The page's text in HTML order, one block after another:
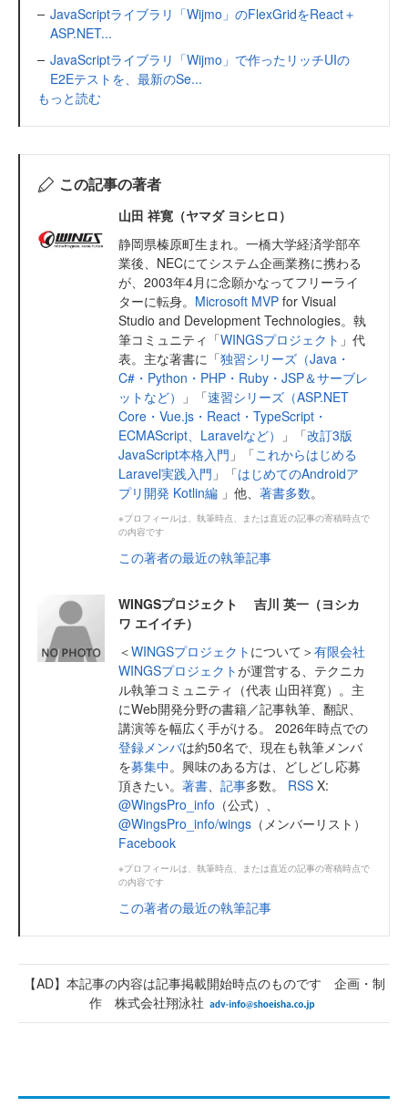
JavaScriptライブラリ「Wijmo」のFlexGridをReact＋
ASP.NET...
JavaScriptライブラリ「Wijmo」で作ったリッチUIの
E2Eテストを、最新のSe...
もっと読む
この記事の著者
山田 祥寛（ヤマダ ヨシヒロ）
静岡県榛原町生まれ。一橋大学経済学部卒
業後、NECにてシステム企画業務に携わる
が、2003年4月に念願かなってフリーライ
ターに転身。 Microsoft MVP for Visual
Studio and Development Technologies。執
筆コミュニティ「WINGSプロジェクト 」代
表。主な著書に「独習シリーズ（Java・
C#・Python・PHP・Ruby・JSP＆サーブレ
ットなど）
」「速習シリーズ（ASP.NET
Core・Vue.js・React・TypeScript・
ECMAScript、Laravelなど）
」「改訂3版
JavaScript本格入門 」「これからはじめる
Laravel実践入門 」「はじめてのAndroidア
プリ開発 Kotlin編 」他、 著書多数。
※プロフィールは、執筆時点、または直近の記事の寄稿時点で
の内容です
この著者の最近の執筆記事
WINGSプロジェクト 吉川 英一（ヨシカ
ワ エイイチ）
＜WINGSプロジェクト について＞有限会社
WINGSプロジェクトが運営する、テクニカ
ル執筆コミュニティ（代表 山田祥寛）。主
にWeb開発分野の書籍／記事執筆、翻訳、
講演等を幅広く手がける。 2026年時点での
登録メンバは約50名で、現在も執筆メンバ
を募集中。興味のある方は、どしどし応募
頂きたい。 著書、 記事多数。 RSS X:
@WingsPro_info （公式）、
@WingsPro_info/wings （メンバーリスト）
Facebook
※プロフィールは、執筆時点、または直近の記事の寄稿時点で
の内容です
この著者の最近の執筆記事
【AD】本記事の内容は記事掲載開始時点のものです 企画・制
作 株式会社翔泳社